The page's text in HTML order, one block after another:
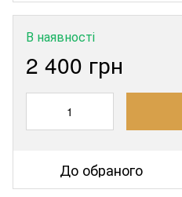
В наявності
2 400 грн
До обраного